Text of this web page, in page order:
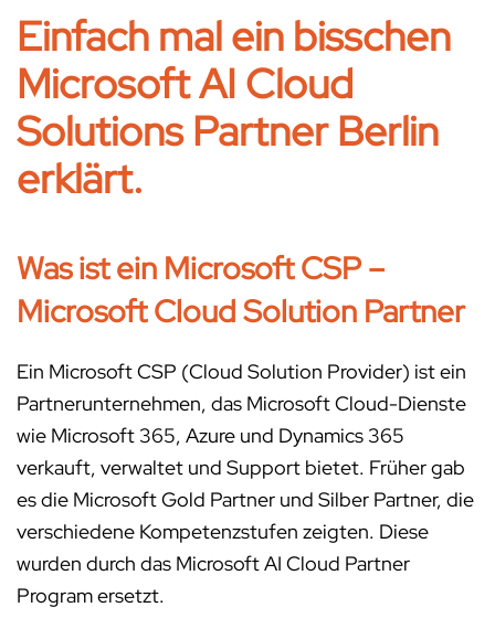
Einfach mal ein bisschen
Microsoft AI Cloud
Solutions Partner Berlin
erklärt.
Was ist ein Microsoft CSP –
Microsoft Cloud Solution Partner
Ein Microsoft CSP (Cloud Solution Provider) ist ein
Partnerunternehmen, das Microsoft Cloud-Dienste
wie Microsoft 365, Azure und Dynamics 365
verkauft, verwaltet und Support bietet. Früher gab
es die Microsoft Gold Partner und Silber Partner, die
verschiedene Kompetenzstufen zeigten. Diese
wurden durch das Microsoft AI Cloud Partner
Program ersetzt.